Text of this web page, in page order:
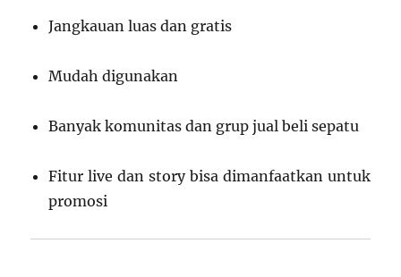
Jangkauan luas dan gratis
Mudah digunakan
Banyak komunitas dan grup jual beli sepatu
Fitur live dan story bisa dimanfaatkan untuk
promosi